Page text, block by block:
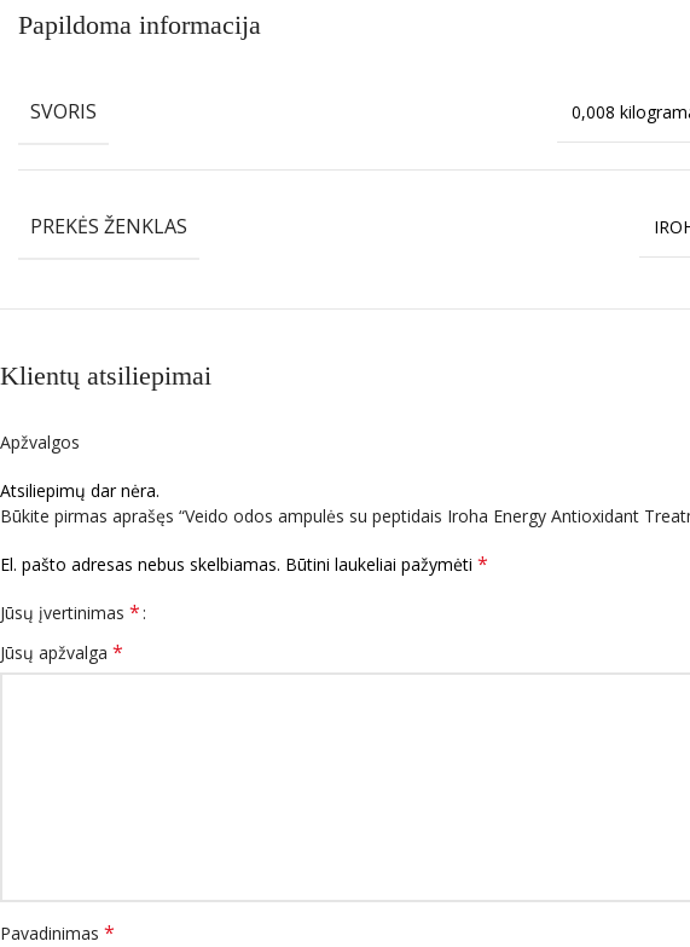
Papildoma informacija
SVORIS 0,008
PREKĖS ŽENKLAS
Klientų atsiliepimai
Apžvalgos
Atsiliepimų dar nėra.
Būkite pirmas aprašęs “Veido odos ampulės su peptidais Iroha Energy Antioxidant
El. pašto adresas nebus skelbiamas. Būtini laukeliai pažymėti *
Jūsų įvertinimas *
Jūsų apžvalga *
Pavadinimas *